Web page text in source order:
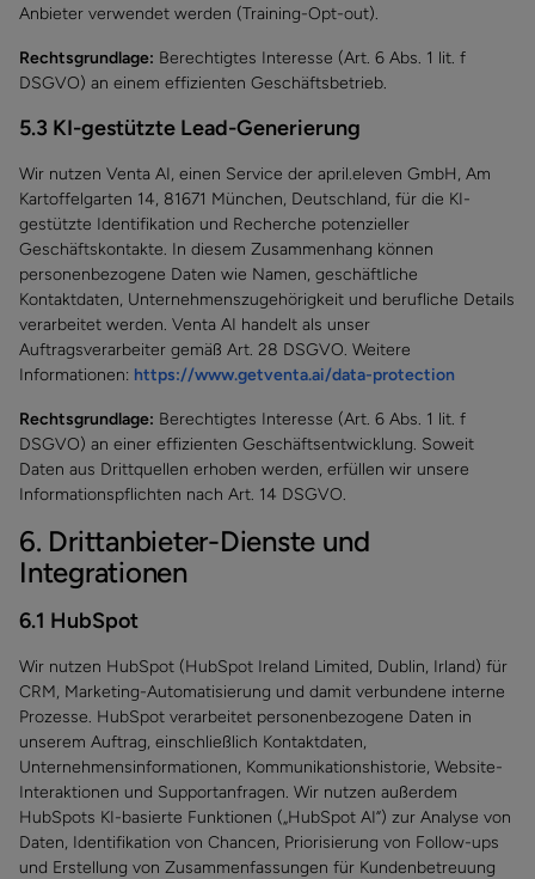
Anbieter verwendet werden (Training-Opt-out).
Rechtsgrundlage: Berechtigtes Interesse (Art. 6 Abs. 1 lit. f
DSGVO) an einem effizienten Geschäftsbetrieb.
5.3 KI-gestützte Lead-Generierung
Wir nutzen Venta AI, einen Service der april.eleven GmbH, Am
Kartoffelgarten 14, 81671 München, Deutschland, für die KI-
gestützte Identifikation und Recherche potenzieller
Geschäftskontakte. In diesem Zusammenhang können
personenbezogene Daten wie Namen, geschäftliche
Kontaktdaten, Unternehmenszugehörigkeit und berufliche Details
verarbeitet werden. Venta AI handelt als unser
Auftragsverarbeiter gemäß Art. 28 DSGVO. Weitere
Informationen: https://www.getventa.ai/data-protection
Rechtsgrundlage: Berechtigtes Interesse (Art. 6 Abs. 1 lit. f
DSGVO) an einer effizienten Geschäftsentwicklung. Soweit
Daten aus Drittquellen erhoben werden, erfüllen wir unsere
Informationspflichten nach Art. 14 DSGVO.
6. Drittanbieter-Dienste und
Integrationen
6.1 HubSpot
Wir nutzen HubSpot (HubSpot Ireland Limited, Dublin, Irland) für
CRM, Marketing-Automatisierung und damit verbundene interne
Prozesse. HubSpot verarbeitet personenbezogene Daten in
unserem Auftrag, einschließlich Kontaktdaten,
Unternehmensinformationen, Kommunikationshistorie, Website-
Interaktionen und Supportanfragen. Wir nutzen außerdem
HubSpots KI-basierte Funktionen („HubSpot AI”) zur Analyse von
Daten, Identifikation von Chancen, Priorisierung von Follow-ups
und Erstellung von Zusammenfassungen für Kundenbetreuung